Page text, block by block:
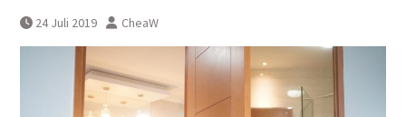
DAWONSYS
24 Juli 2019 CheaW